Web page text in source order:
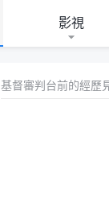
影視
基督審判台前的經歷